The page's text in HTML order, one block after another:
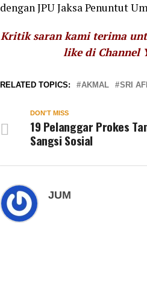
dengan JPU Jaksa Penuntut
Kritik saran kami terima
like di Channel
RELATED TOPICS: AKMAL SRI
DON'T MISS
19 Pelanggar Prokes
Sangsi Sosial
JUM